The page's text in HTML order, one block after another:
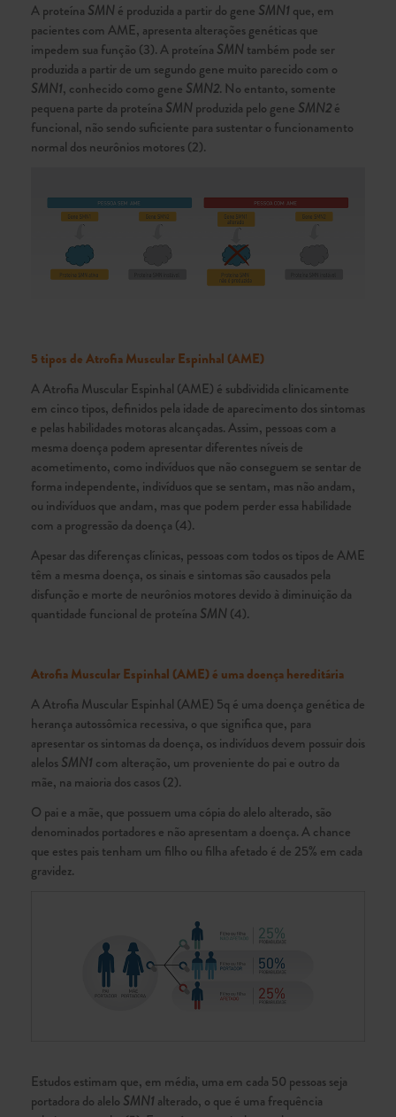
A proteína SMNé produzida a partir do gene SMN1 que, em
pacientes com AME, apresenta alterações genéticas que
impedem sua função (3). A proteína SMNtambém pode ser
produzida a partir de um segundo gene muito parecido com o
SMN1, conhecido como gene SMN2. No entanto, somente
pequena parte da proteína SMNproduzida pelo gene SMN2é
funcional, não sendo suficiente para sustentar o funcionamento
normal dos neurônios motores (2).
5 tipos de Atrofia Muscular Espinhal (AME)
A Atrofia Muscular Espinhal (AME) é subdividida clinicamente
em cinco tipos, definidos pela idade de aparecimento dos sintomas
e pelas habilidades motoras alcançadas. Assim, pessoas com a
mesma doença podem apresentar diferentes níveis de
acometimento, como indivíduos que não conseguem se sentar de
forma independente, indivíduos que se sentam, mas não andam,
ou indivíduos que andam, mas que podem perder essa habilidade
com a progressão da doença (4).
Apesar das diferenças clínicas, pessoas com todos os tipos de AME
têm a mesma doença, os sinais e sintomas são causados pela
disfunção e morte de neurônios motores devido à diminuição da
quantidade funcional de proteína SMN(4).
Atrofia Muscular Espinhal (AME) é uma doença hereditária
A Atrofia Muscular Espinhal (AME) 5q é uma doença genética de
herança autossômica recessiva, o que significa que, para
apresentar os sintomas da doença, os indivíduos devem possuir dois
alelosSMN1 com alteração, um proveniente do pai e outro da
mãe, na maioria dos casos (2).
O pai e a mãe, que possuem uma cópia do alelo alterado, são
denominados portadores e não apresentam a doença. A chance
que estes pais tenham um filho ou filha afetado é de 25% em cada
gravidez.
Estudos estimam que, em média, uma em cada 50 pessoas seja
portadora do alelo SMN1 alterado, o que é uma frequência